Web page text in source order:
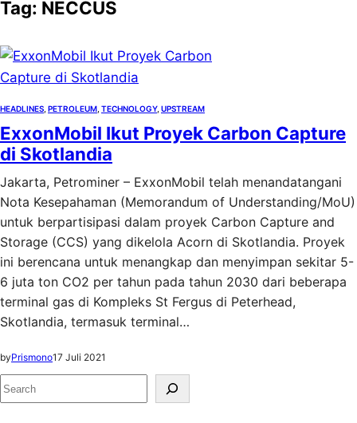
Tag: NECCUS
HEADLINES PETROLEUM TECHNOLOGY, UPSTREAM
ExxonMobil Ikut Proyek Carbon Capture
di Skotlandia
Jakarta, Petrominer – ExxonMobil telah menandatangani
Nota Kesepahaman (Memorandum of Understanding/MoU)
untuk berpartisipasi dalam proyek Carbon Capture and
Storage (CCS) yang dikelola Acorn di Skotlandia. Proyek
ini berencana untuk menangkap dan menyimpan sekitar 5-
6 juta ton CO2 per tahun pada tahun 2030 dari beberapa
terminal gas di Kompleks St Fergus di Peterhead,
Skotlandia, termasuk terminal…
byPrismono17 Juli 2021
S
e